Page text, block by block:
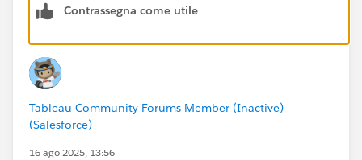
Contrassegna come utile
Tableau Community Forums Member (Inactive)
(Salesforce)
16 ago 2025, 13:56